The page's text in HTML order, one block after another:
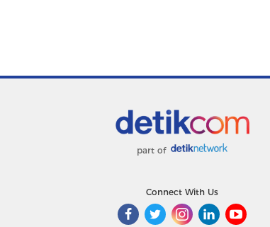
part of
Connect With Us